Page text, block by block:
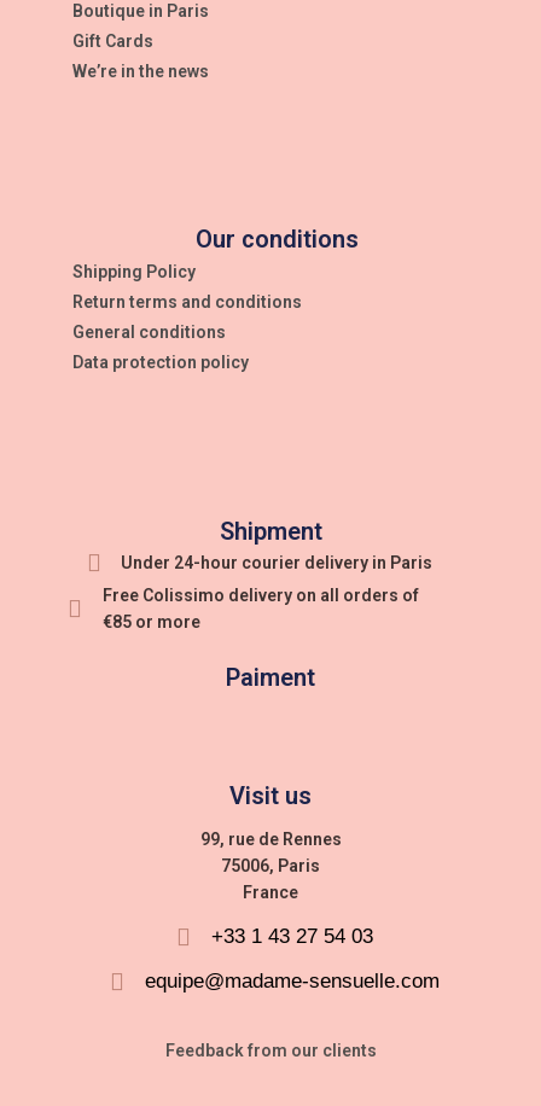
Boutique in Paris
Gift Cards
We’re in the news
Our conditions
Shipping Policy
Return terms and conditions
General conditions
Data protection policy
Shipment
Under 24-hour courier delivery in Paris
Free Colissimo delivery on all orders of
€85 or more
Paiment
Visit us
99, rue de Rennes
75006, Paris
France
+33 1 43 27 54 03
equipe@madame-sensuelle.com
Feedback from our clients